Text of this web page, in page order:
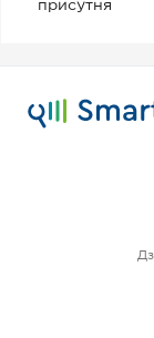
присутня